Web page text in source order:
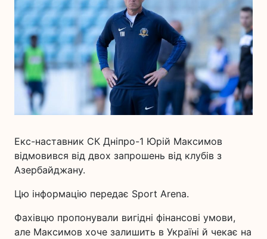
Екс-наставник СК Дніпро-1 Юрій Максимов
відмовився від двох запрошень від клубів з
Азербайджану.
Цю інформацію передає Sport Arena.
Фахівцю пропонували вигідні фінансові умови,
але Максимов хоче залишить в Україні й чекає на